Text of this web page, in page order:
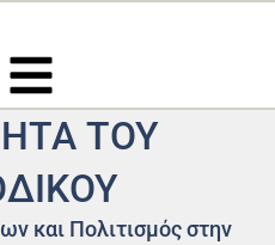
ΤΟΥ
και Πολιτισμός στην